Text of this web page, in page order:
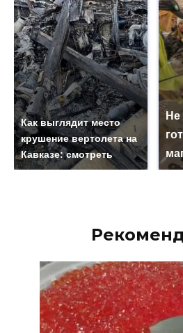
Как выглядит место
крушение вертолета на
Кавказе: смотреть
Не